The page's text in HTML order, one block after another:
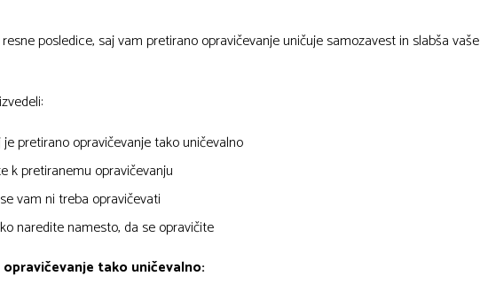
posledice, saj vam pretirano opravičevanje uničuje samozavest in slabša vaše
pretirano opravičevanje tako uničevalno
k pretiranemu opravičevanju
vam ni treba opravičevati
naredite namesto, da se opravičite
tako uničevalno: